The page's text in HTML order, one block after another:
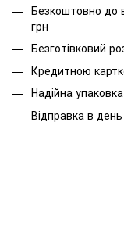
Безкоштовно до
грн
Безготівковий
Кредитною
Надійна
Відправка в